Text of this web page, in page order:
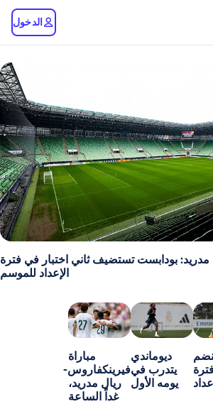
تستضيف ثاني اختبار في فترة
الإعداد للموسم
في
الأول
مباراة
فيرينكفاروس-
ريال مدريد،